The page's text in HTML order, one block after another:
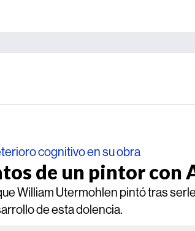
cognitivo en su obra
de un pintor con
William Utermohlen pintó tras
de esta dolencia.